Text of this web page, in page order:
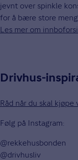
jevnt over spinkle
for å bære store
Les mer om
Drivhus-
Råd når du skal kjøpe
Følg på Instagram:
@rekkehusbonden
@drivhusliv